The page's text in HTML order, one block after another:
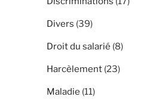
Divers (39)
Droit du salarié (8)
Harcèlement (23)
Maladie (11)